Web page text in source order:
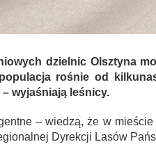
dzielnic Olsztyna
rośnie od
wyjaśniają leśnicy.
– wiedzą, że w
Dyrekcji Lasów